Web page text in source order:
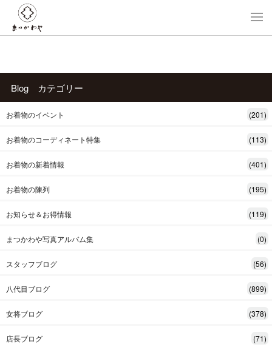
Blog カテゴリー
お着物のイベント (201)
お着物のコーディネート特集 (113)
お着物の新着情報 (401)
お着物の陳列 (195)
お知らせ＆お得情報 (119)
まつかわや写真アルバム集 (0)
スタッフブログ (56)
八代目ブログ (899)
女将ブログ (378)
店長ブログ (71)